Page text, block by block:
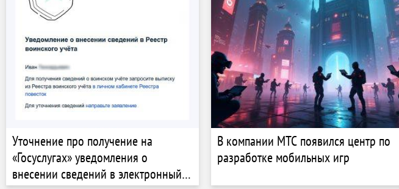
Уточнение про получение на
«Госуслугах» уведомления о
внесении сведений в электронный
В компании МТС появился центр по
разработке мобильных игр